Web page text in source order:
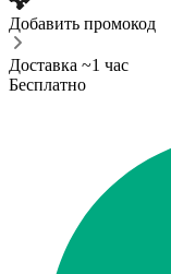
Добавить промокод
Доставка ~1 час
Бесплатно